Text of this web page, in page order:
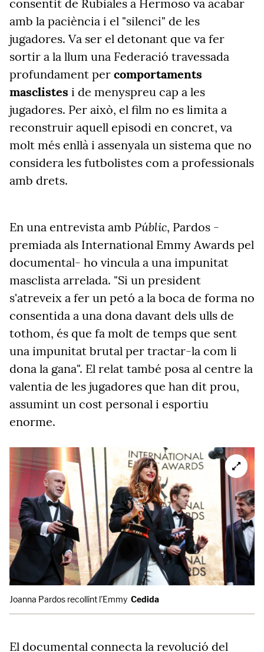
consentit de Rubiales a Hermoso va acabar
amb la paciència i el "silenci" de les
jugadores. Va ser el detonant que va fer
sortir a la llum una Federació travessada
profundament per comportaments
masclistes i de menyspreu cap a les
jugadores. Per això, el film no es limita a
reconstruir aquell episodi en concret, va
molt més enllà i assenyala un sistema que no
considera les futbolistes com a professionals
amb drets.
En una entrevista amb Públic, Pardos -
premiada als International Emmy Awards pel
documental- ho vincula a una impunitat
masclista arrelada. "Si un president
s'atreveix a fer un petó a la boca de forma no
consentida a una dona davant dels ulls de
tothom, és que fa molt de temps que sent
una impunitat brutal per tractar-la com li
dona la gana". El relat també posa al centre la
valentia de les jugadores que han dit prou,
assumint un cost personal i esportiu
enorme.
Joanna Pardos recollint l'Emmy Cedida
El documental connecta la revolució del